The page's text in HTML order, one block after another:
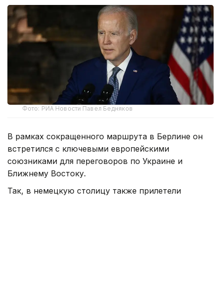
Фото: РИА Новости Павел Бедняков
В рамках сокращенного маршрута в Берлине он
встретился с ключевыми европейскими
союзниками для переговоров по Украине и
Ближнему Востоку.
Так, в немецкую столицу также прилетели